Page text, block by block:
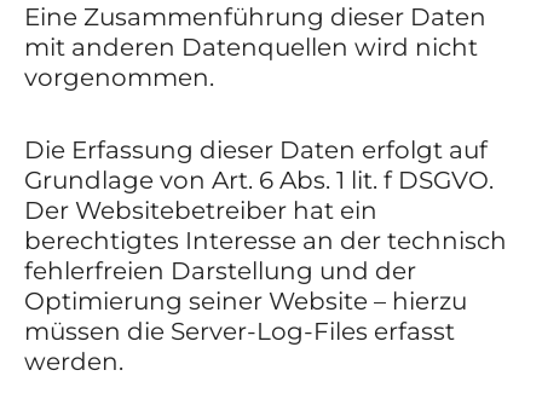
Eine Zusammenführung dieser Daten
mit anderen Datenquellen wird nicht
vorgenommen.
Die Erfassung dieser Daten erfolgt auf
Grundlage von Art. 6 Abs. 1 lit. f DSGVO.
Der Websitebetreiber hat ein
berechtigtes Interesse an der technisch
fehlerfreien Darstellung und der
Optimierung seiner Website – hierzu
müssen die Server-Log-Files erfasst
werden.